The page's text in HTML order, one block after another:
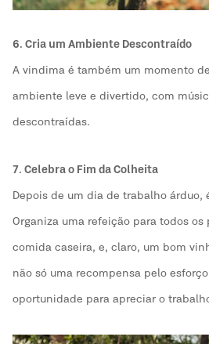
6. Cria um Ambiente Descontraído
A vindima é também um momento
ambiente leve e divertido, com
descontraídas.
7. Celebra o Fim da Colheita
Depois de um dia de trabalho árduo,
Organiza uma refeição para todos
comida caseira, e, claro, um bom
não só uma recompensa pelo
oportunidade para apreciar o